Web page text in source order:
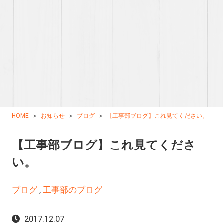
HOME お知らせ ブログ 【工事部ブログ】これ見てください。
【工事部ブログ】これ見てくださ
い。
ブログ, 工事部のブログ
2017.12.07